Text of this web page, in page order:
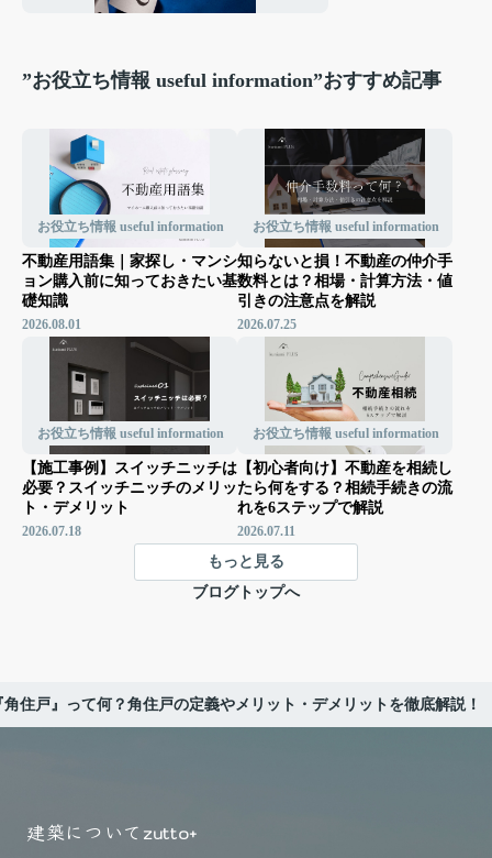
”お役立ち情報 useful information”おすすめ記事
お役立ち情報 useful information
不動産用語集｜家探し・マンシ
ョン購入前に知っておきたい基
礎知識
2026.08.01
お役立ち情報 useful information
知らないと損！不動産の仲介手
数料とは？相場・計算方法・値
引きの注意点を解説
2026.07.25
お役立ち情報 useful information
【施工事例】スイッチニッチは
必要？スイッチニッチのメリッ
ト・デメリット
2026.07.18
お役立ち情報 useful information
【初心者向け】不動産を相続し
たら何をする？相続手続きの流
れを6ステップで解説
2026.07.11
もっと見る
ブログトップへ
住戸』って何？角住戸の定義やメリット・デメリットを徹底解説！
建築について zutto+